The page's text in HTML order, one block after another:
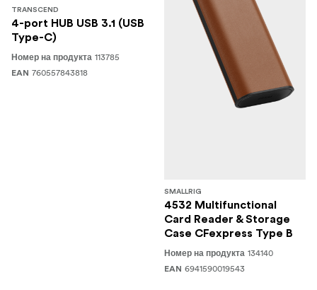
TRANSCEND
4-port HUB USB 3.1 (USB
Type-C)
Номер на продукта 113785
EAN 760557843818
SMALLRIG
4532 Multifunctional
Card Reader & Storage
Case CFexpress Type B
Номер на продукта 134140
EAN 6941590019543